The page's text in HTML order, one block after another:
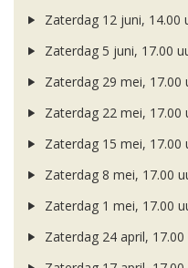
Zaterdag 12 juni, 14.00
Zaterdag 5 juni, 17.00
Zaterdag 29 mei, 17.00
Zaterdag 22 mei, 17.00
Zaterdag 15 mei, 17.00
Zaterdag 8 mei, 17.00
Zaterdag 1 mei, 17.00
Zaterdag 24 april, 17.00